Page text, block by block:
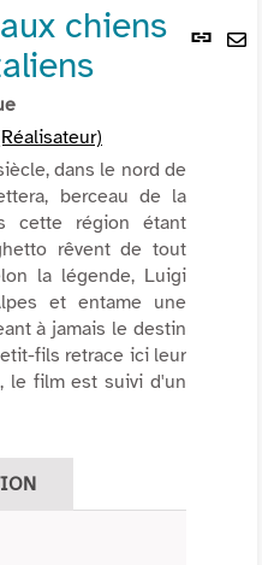
Lien
chiens
dans le nord de
berceau de la
cette région étant
rêvent de tout
la légende, Luigi
et entame une
à jamais le destin
fils retrace ici leur
le film est suivi d'un